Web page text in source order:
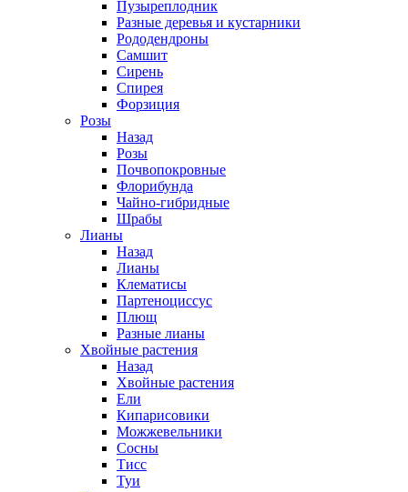
Пузыреплодник
Разные деревья и кустарники
Рододендроны
Самшит
Сирень
Спирея
Форзиция
Розы
Назад
Розы
Почвопокровные
Флорибунда
Чайно-гибридные
Шрабы
Лианы
Назад
Лианы
Клематисы
Партеноциссус
Плющ
Разные лианы
Хвойные растения
Назад
Хвойные растения
Ели
Кипарисовики
Можжевельники
Сосны
Тисс
Туи